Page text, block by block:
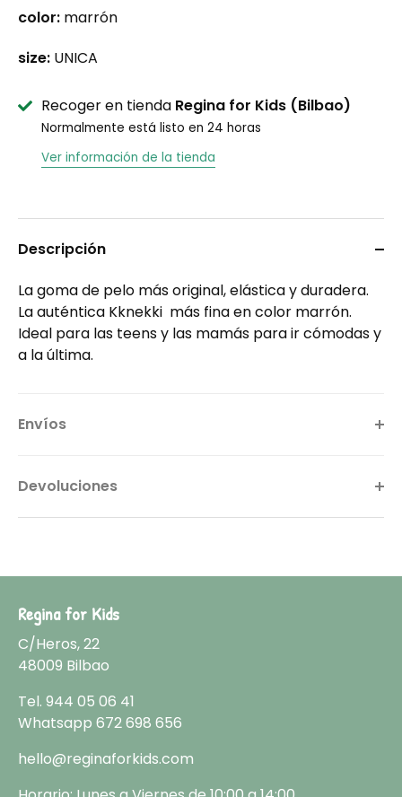
color: marrón
size: UNICA
Recoger en tienda Regina for Kids (Bilbao)
Normalmente está listo en 24 horas
Ver información de la tienda
Descripción
La goma de pelo más original, elástica y duradera.
La auténtica Kknekki más fina en color marrón.
Ideal para las teens y las mamás para ir cómodas y
a la última.
Envíos
Devoluciones
Regina for Kids
C/Heros, 22
48009 Bilbao
Tel. 944 05 06 41
Whatsapp 672 698 656
hello@reginaforkids.com